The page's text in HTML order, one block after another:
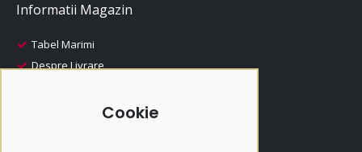
Cookie
Informatii Magazin
Tabel Marimi
Despre Livrare